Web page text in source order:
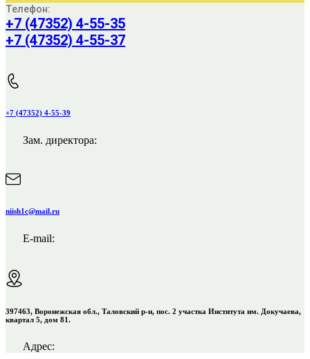
Телефон:
+7 (47352) 4-55-35
+7 (47352) 4-55-37
+7 (47352) 4-55-39
Зам. директора:
niish1c@mail.ru
E-mail:
397463, Воронежская обл., Таловский р-н, пос. 2 участка Института им. Докучаева,
квартал 5, дом 81.
Адрес: